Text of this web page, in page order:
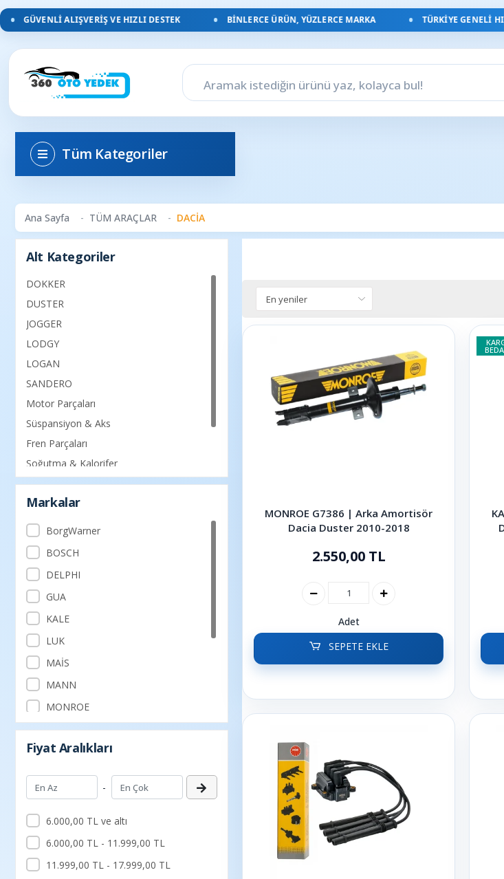
ALIŞVERIŞ VE HIZLI DESTEK BINLERCE ÜRÜN, YÜZLERCE MARKA TÜRKIYE GENELI HIZLI
Tüm Kategoriler
Ana Sayfa TÜM ARAÇLAR DACİA
Alt Kategoriler
DOKKER
DUSTER
JOGGER
LODGY
LOGAN
SANDERO
Motor Parçaları
Süspansiyon & Aks
Fren Parçaları
Soğutma & Kalorifer
Debriyaj & Şanzıman
Filtre & Yağ & Periyodik Bakım
Markalar
BorgWarner
BOSCH
DELPHI
GUA
KALE
LUK
MAİS
MANN
MONROE
NGK
SACHS
SUPSAN
TRW
VALEO
Fiyat Aralıkları
-
6.000,00 TL ve altı
6.000,00 TL - 11.999,00 TL
11.999,00 TL - 17.999,00 TL
MONROE G7386 | Arka Amortisör
Dacia Duster 2010-2018
2.550,00 TL
Adet
SEPETE EKLE